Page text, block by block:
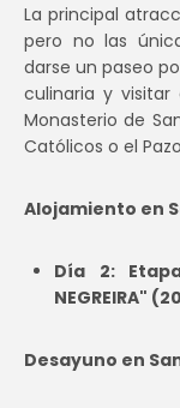
La principal
pero no las
darse un paseo
culinaria y
Monasterio de
Católicos o el
Alojamiento en
Día 2: Etapa
NEGREIRA"
Desayuno en